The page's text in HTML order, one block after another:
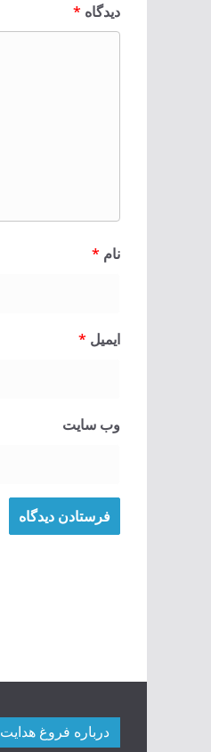
دیدگاه *
نام *
ایمیل *
وب‌ سایت
درباره فروغ هدایت